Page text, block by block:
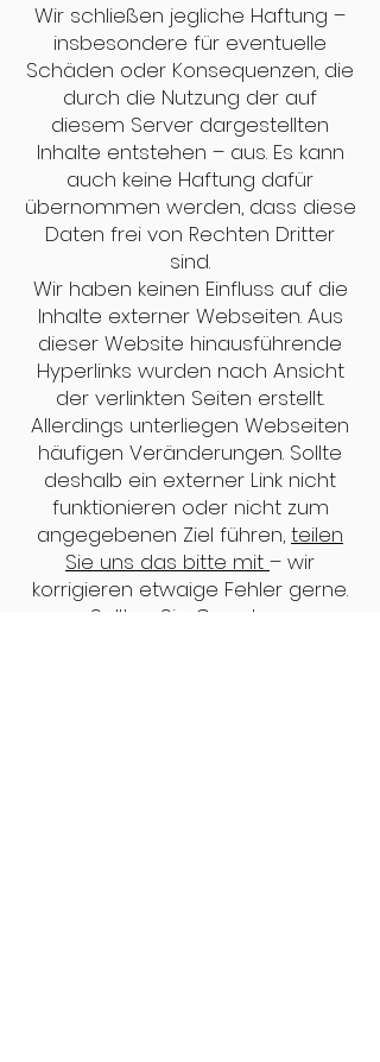
Wir schließen jegliche Haftung –
insbesondere für eventuelle
Schäden oder Konsequenzen, die
durch die Nutzung der auf
diesem Server dargestellten
Inhalte entstehen – aus. Es kann
auch keine Haftung dafür
übernommen werden, dass diese
Daten frei von Rechten Dritter
sind.
Wir haben keinen Einfluss auf die
Inhalte externer Webseiten. Aus
dieser Website hinausführende
Hyperlinks wurden nach Ansicht
der verlinkten Seiten erstellt.
Allerdings unterliegen Webseiten
häufigen Veränderungen. Sollte
deshalb ein externer Link nicht
funktionieren oder nicht zum
angegebenen Ziel führen, teilen
Sie uns das bitte mit – wir
korrigieren etwaige Fehler gerne.
Sollten Sie Grund zur